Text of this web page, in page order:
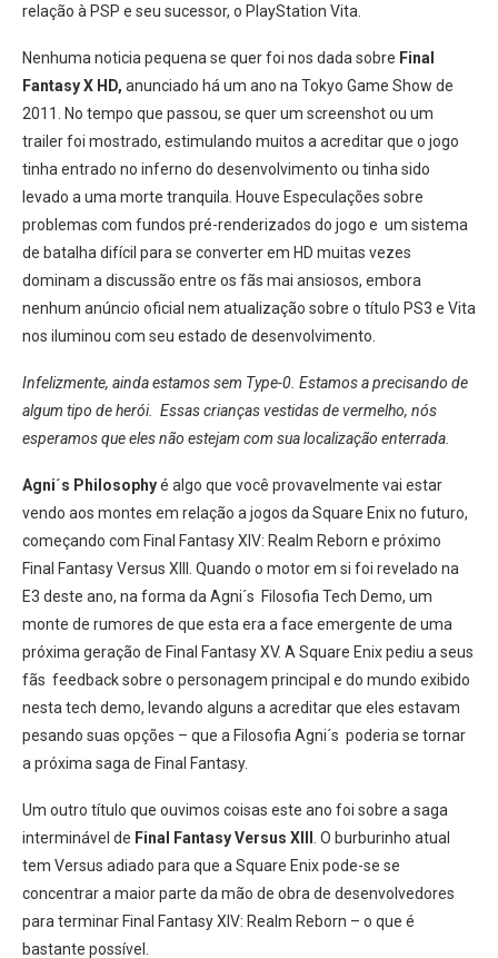
relação à PSP e seu sucessor, o PlayStation Vita.
Nenhuma noticia pequena se quer foi nos dada sobre Final
Fantasy X HD, anunciado há um ano na Tokyo Game Show de
2011. No tempo que passou, se quer um screenshot ou um
trailer foi mostrado, estimulando muitos a acreditar que o jogo
tinha entrado no inferno do desenvolvimento ou tinha sido
levado a uma morte tranquila. Houve Especulações sobre
problemas com fundos pré-renderizados do jogo e um sistema
de batalha difícil para se converter em HD muitas vezes
dominam a discussão entre os fãs mai ansiosos, embora
nenhum anúncio oficial nem atualização sobre o título PS3 e Vita
nos iluminou com seu estado de desenvolvimento.
Infelizmente, ainda estamos sem Type-0. Estamos a precisando de
algum tipo de herói. Essas crianças vestidas de vermelho, nós
esperamos que eles não estejam com sua localização enterrada.
Agni´s Philosophyé algo que você provavelmente vai estar
vendo aos montes em relação a jogos da Square Enix no futuro,
começando com Final Fantasy XIV: Realm Reborn e próximo
Final Fantasy Versus XIII. Quando o motor em si foi revelado na
E3 deste ano, na forma da Agni´s Filosofia Tech Demo, um
monte de rumores de que esta era a face emergente de uma
próxima geração de Final Fantasy XV. A Square Enix pediu a seus
fãs feedback sobre o personagem principal e do mundo exibido
nesta tech demo, levando alguns a acreditar que eles estavam
pesando suas opções – que a Filosofia Agni´s poderia se tornar
a próxima saga de Final Fantasy.
Um outro título que ouvimos coisas este ano foi sobre a saga
interminável de Final Fantasy Versus XIII
. O burburinho atual
tem Versus adiado para que a Square Enix pode-se se
concentrar a maior parte da mão de obra de desenvolvedores
para terminar Final Fantasy XIV: Realm Reborn – o que é
bastante possível.